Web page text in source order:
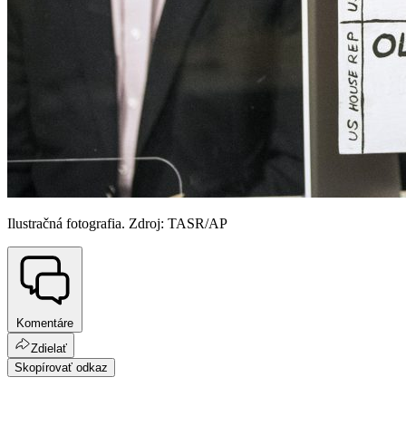
Ilustračná fotografia. Zdroj: TASR/AP
Komentáre
Zdielať
Skopírovať odkaz